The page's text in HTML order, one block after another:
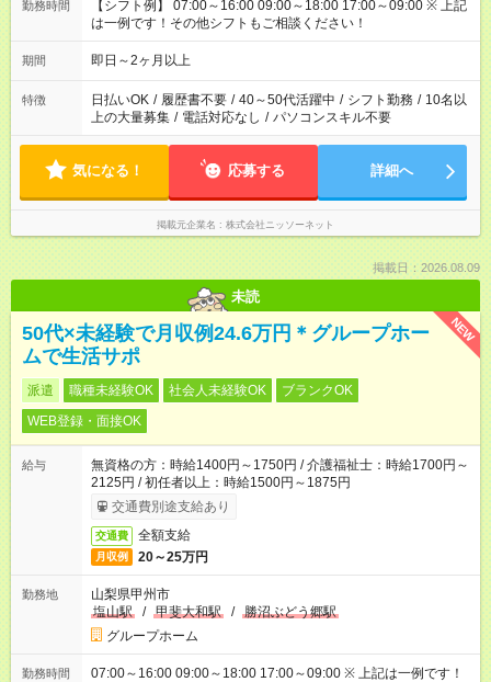
勤務時間
【シフト例】 07:00～16:00 09:00～18:00 17:00～09:00 ※ 上記
は一例です！その他シフトもご相談ください！
期間 即日～2ヶ月以上
特徴 日払いOK / 履歴書不要 / 40～50代活躍中 / シフト勤務 / 10名以
上の大量募集 / 電話対応なし / パソコンスキル不要
気になる！ 応募する 詳細へ
掲載元企業名 株式会社ニッソーネット
掲載日：2026.08.09
未読
NEW
50代×未経験で月収例24.6万円＊グループホー
ムで生活サポ
派遣 職種未経験OK 社会人未経験OK
ブランクOK
WEB登録・面接OK
給与
無資格の方：時給1400円～1750円 / 介護福祉士：時給1700円～
2125円 / 初任者以上：時給1500円～1875円
交通費別途支給あり
交通費 全額支給
月収例 20～25万円
勤務地
山梨県甲州市
塩山駅
/ 甲斐大和駅 / 勝沼ぶどう郷駅
グループホーム
勤務時間
07:00～16:00 09:00～18:00 17:00～09:00 ※ 上記は一例です！